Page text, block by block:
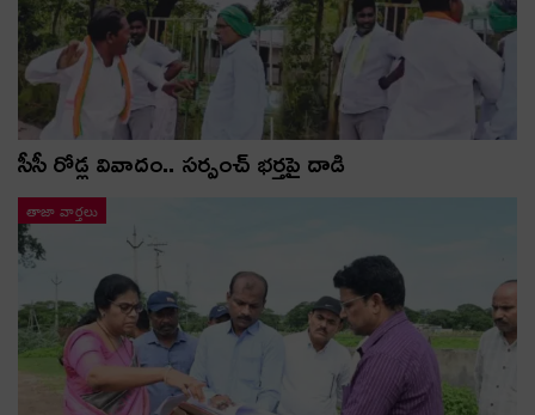
సీసీ రోడ్ల వివాదం.. స‌ర్పంచ్ భ‌ర్త‌పై దాడి
తాజా వార్తలు